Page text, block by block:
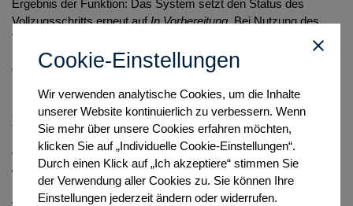
Cookie-Einstellungen
Wir verwenden analytische Cookies, um die Inhalte
unserer Website kontinuierlich zu verbessern. Wenn
Sie mehr über unsere Cookies erfahren möchten,
klicken Sie auf „Individuelle Cookie-Einstellungen“.
Durch einen Klick auf „Ich akzeptiere“ stimmen Sie
der Verwendung aller Cookies zu. Sie können Ihre
Einstellungen jederzeit ändern oder widerrufen.
Ergebnis der Funktion: Das System setzt den Status des
Vollzugsschritts erneut aufIn Vorbereitung.Bei Nutzung des
Vollzugsschrittstatusfilters erwirkt der Statuswechsel, dass der
Mitarbeitende nun den für ihn nachzubearbeitenden
Vollzugsschritt wieder in der Übersicht der Vorgänge findet
(Spalte Vollzugsschrittstatus).
Versenden
Fachlicher Auslöser: Ein Vorgang samt Vollzugsschritt wurde
vollständig vorbereitet und der Vollzugsschritt soll versendet
werden.
Ergebnis der Funktion: Das System führt eine systemseitige